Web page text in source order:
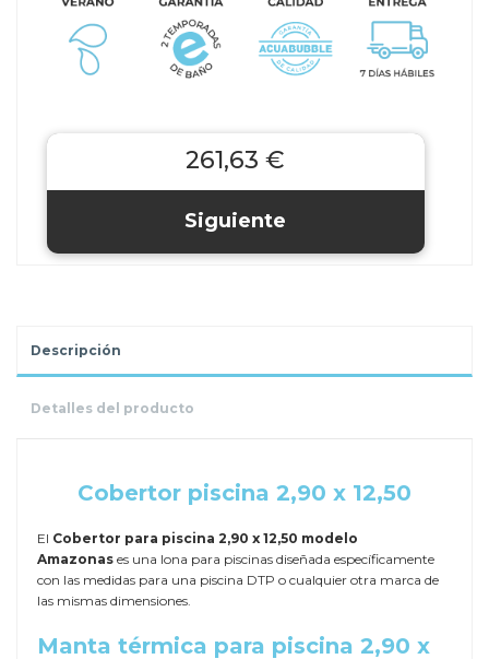
261,63 €
Descripción
Detalles del producto
Cobertor piscina 2,90 x 12,50
El Cobertor para piscina 2,90 x 12,50 modelo
Amazonas es una lona para piscinas diseñada específicamente
con las medidas para una piscina DTP o cualquier otra marca de
las mismas dimensiones.
Manta térmica para piscina 2,90 x